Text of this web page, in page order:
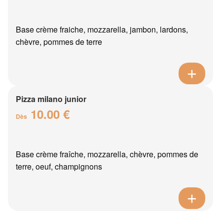
Base crème fraiche, mozzarella, jambon, lardons,
chèvre, pommes de terre
Pizza milano junior
Dès 10.00 €
Base crème fraîche, mozzarella, chèvre, pommes de
terre, oeuf, champignons